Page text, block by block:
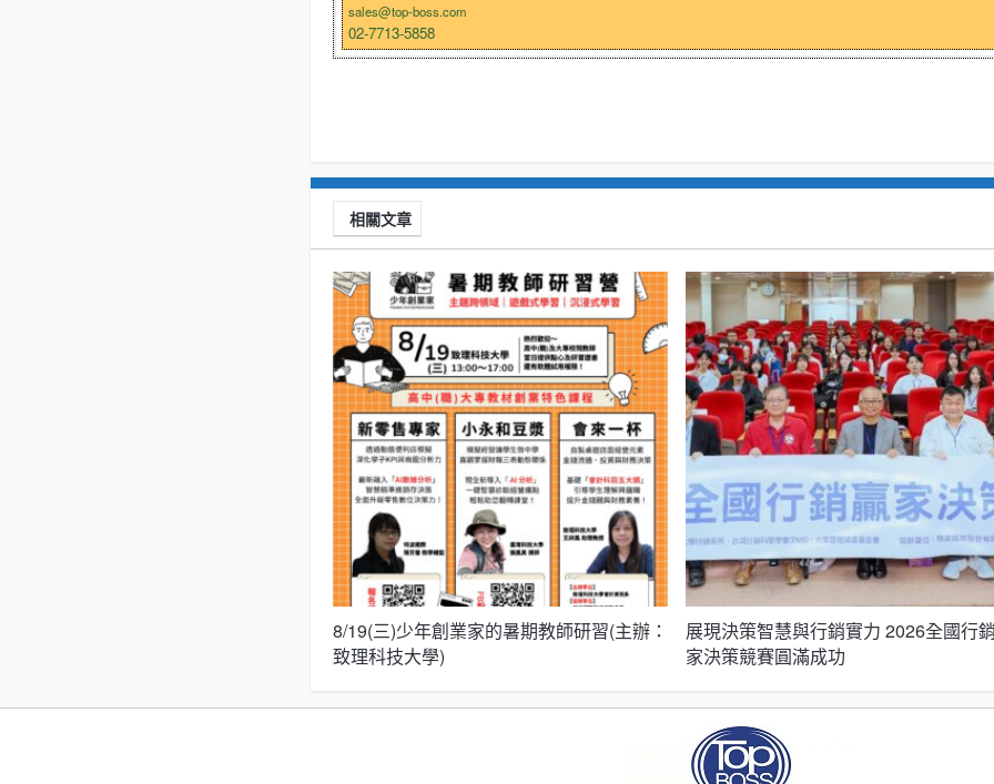
sales@top-boss.com
02-7713-5858
相關文章
8/19(三)少年創業家的暑期教師研習(主辦：
致理科技大學)
展現決策智慧與行銷實力 2026全國行
家決策競賽圓滿成功